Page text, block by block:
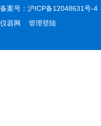
备案号： 沪ICP备12048631号-4
仪器网
管理登陆